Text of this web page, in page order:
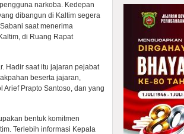
narkoba. Kedepan
dibangun di Kaltim segera
saat menerima
di Ruang Rapat
Hadir saat itu jajaran pejabat
beserta jajaran,
Arief Prapto Santoso, dan yang
bentuk komitmen
Terlebih informasi Kepala